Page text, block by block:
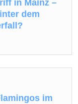
in Mainz –
dem
im